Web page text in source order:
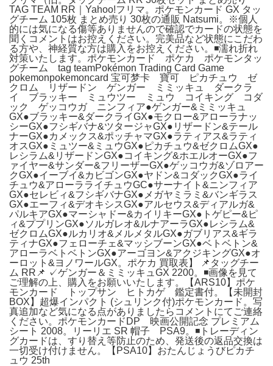
TAG TEAM RR｜Yahoo!フリマ。ポケモンカード GX タッ
グチーム 105枚 まとめ売り 30枚の通販 Natsumi。※個人
的には気になる傷等ありませんので確認でカードの状態を
聞くコメントはお控えください。完美品など状態にこだわ
る方や、神経質な方は購入をお控えください。◾️濡れ折れ
対策いたします。ポケモンカード ポケカ ポケモンタッ
グチーム tag teamPokémon Trading Card Game
pokemonpokemoncard 宝可梦卡 寶可 ピカチュウ ゼ
クロム リザードン ゲンガー ミミッキュ ダークラ
イ ブラッキー ミュウツー ミュウ コイキング コダ
ック ゲッコウガ ニンフィア●ゲンガー&ミミッキュ
GX●ブラッキー&ダークライGX●モクロー&アローラナッ
シーGX●フシギバナ&ツタージャGX●リザードン&テール
ナーGX●カメックス&ポッチャマGX●ラティアス&ラティ
オスGX●ミュツー&ミュウGX●ピカチュウ&ゼクロムGX●
レシラム&リザードンGX●コイキング&ホエルオーGX●フ
ァイヤー&サンダー&フリーザーGX●ゲッコウガ&ゾロアー
クGX●イーブイ&カビゴンGX●ヤドン&コダックGX●ライ
チュウ&アローラライチュウGC●サーナイト&ニンフィア
GX●セレビィ&フシギバナGX●メガヤミラミ&バンギラス
GX●エーフィ&デオキシスGX●アルセウス&ディアルガ&
パルキアGX●マーシャドー&カイリキーGX●トゲピー&ピ
ィ&ププリンGX●ソルガレオ&ルナアーラGX●レシラム&
ゼクロムGX●ルカリオ&メルメタルGX●ガブリアス&ギラ
ティナGX●フェローチェ&マッシブーンGX●ベトベトン&
アローラベトベトンGX●アーゴヨン&アクジキングGX●オ
ーロット&ヨノワールGX。ポケカ 買取表】 📌タッグチー
ム RR📌 ✓ゲンガー＆ミミッキュGX 2200。◾️画像を見て
ご理解の上、購入をお願いいたします。【ARS10】ポケ
モンカード トップサン ヒトカゲ 鑑定書付。【未開封
BOX】超爆インパクト (シュリンク付)ポケモンカード。写
真追加など気になる点がありましたらコメントにてご連絡
ください。ポケモンカードDP 映画公開記念 プレミアム
シート 2008。リーリエ SR 帽子 PSA9。◾️トレーディン
グカードは、すり替え等防止のため、発送後の返品交換は
一切受け付けません。【PSA10】おたんじょうびピカチ
ュウ 25th